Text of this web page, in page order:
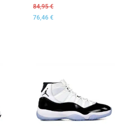
84,95€
76,46 €